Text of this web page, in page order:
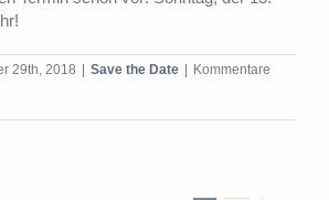
29th, 2018 Save the Date
Kommentare